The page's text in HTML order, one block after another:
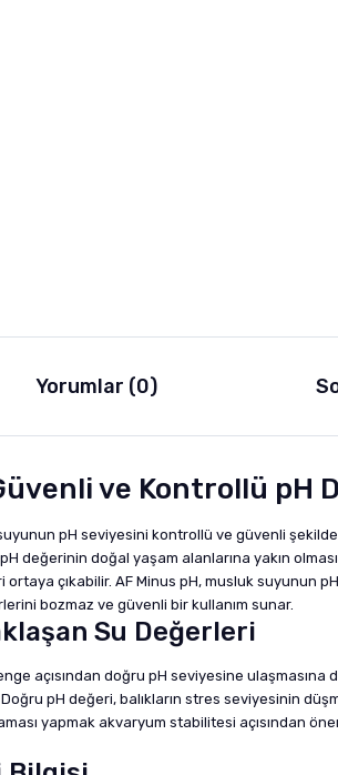
Yorumlar (0)
ve Kontrollü pH
pH seviyesini kontrollü ve güvenli
değerinin doğal yaşam alanlarına yakın
ortaya çıkabilir. AF Minus pH, musluk suyunun
bozmaz ve güvenli bir kullanım sunar.
Su Değerleri
açısından doğru pH seviyesine
pH değeri, balıkların stres seviyesinin
yapmak akvaryum stabilitesi açısından